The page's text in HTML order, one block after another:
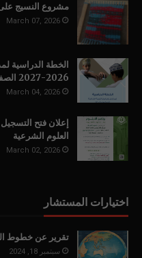
مشروع النسيج
March 07, 2026
الخطة الدراسية
2026-2027 الصفوف 1–12
March 04, 2026
العلوم الشرعية
March 02, 2026
اختيارات المستشار
تقرير عن خطوط
سبتمبر 18, 2024